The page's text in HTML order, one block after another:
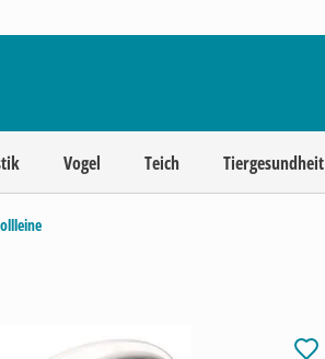
Vogel Teich Tiergesundheit